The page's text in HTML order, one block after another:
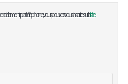
par téléphone, vous pouvez vous inscrire sur laliste